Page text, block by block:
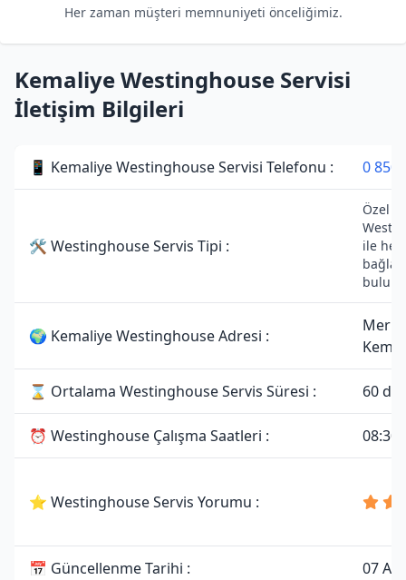
Her zaman müşteri memnuniyeti önceliğimiz.
Kemaliye Westinghouse Servisi
İletişim Bilgileri
📱 Kemaliye Westinghouse Servisi Telefonu : 0 850
🛠 Westinghouse Servis Tipi :
Özel
ile
🌍 Kemaliye Westinghouse Adresi :
⌛ Ortalama Westinghouse Servis Süresi : 60
⏰ Westinghouse Çalışma Saatleri : 08:30
⭐ Westinghouse Servis Yorumu :
📅 Güncellenme Tarihi : 07